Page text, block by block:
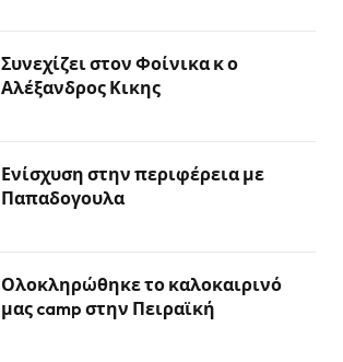
Συνεχίζει στον Φοίνικα κ ο
Αλέξανδρος Κικης
Ενίσχυση στην περιφέρεια με
Παπαδογουλα
Ολοκληρώθηκε το καλοκαιρινό
μας camp στην Πειραϊκή